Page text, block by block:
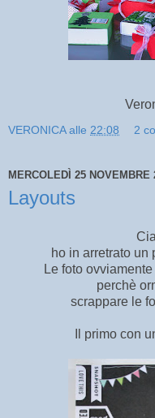
VERONICA alle 22:08 2
MERCOLEDÌ 25 NOVEMBRE
Layouts
ho in arretrato un
Le foto
perchè
scrappare le
Il primo con